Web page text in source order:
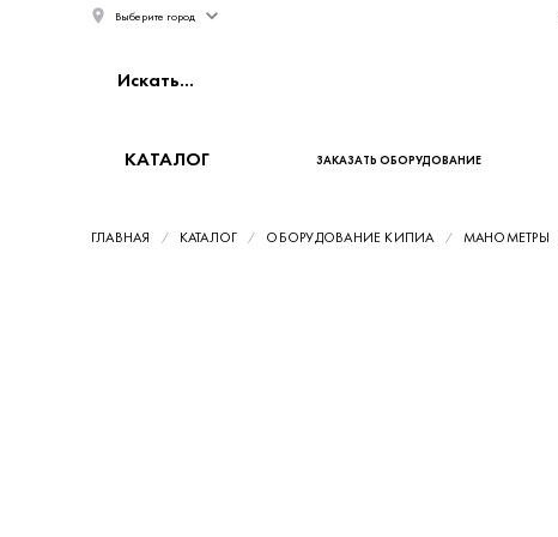
Выберите город
КАТАЛОГ ЗАКАЗАТЬ ОБОРУДОВАНИЕ
ГЛАВНАЯ КАТАЛОГ ОБОРУДОВАНИЕ КИПИА МАНОМЕТРЫ